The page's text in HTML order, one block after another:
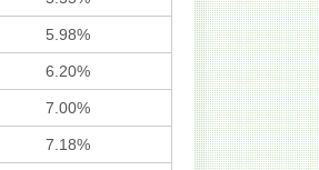
5.98%
6.20%
7.00%
7.18%